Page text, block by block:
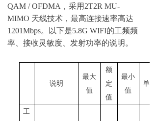
QAM / OFDMA ， 采用 2T2R MU-
MIMO 天线技术，最高连接速率高达
1201Mbps。以下是5.8G WIFI的工频频
率、接收灵敏度、发射功率的说明。
说明
最大
值
额
定
值
最小
值
单位
工